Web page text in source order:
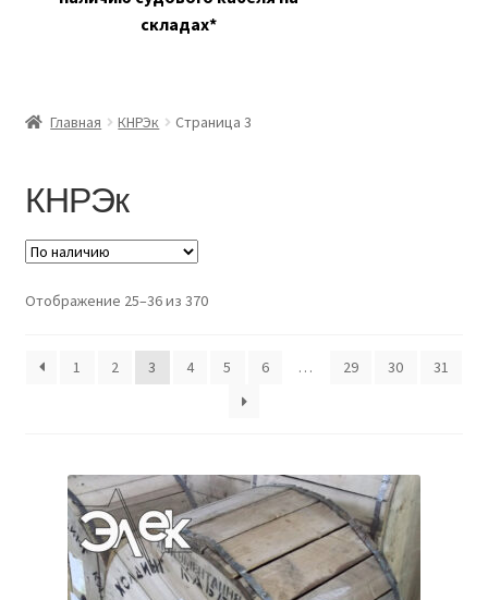
складах*
Контакты
Розница
Главная КНРЭк Страница 3
КНРЭк
Отображение 25–36 из 370
1 2 3 4 5 6 … 29 30 31